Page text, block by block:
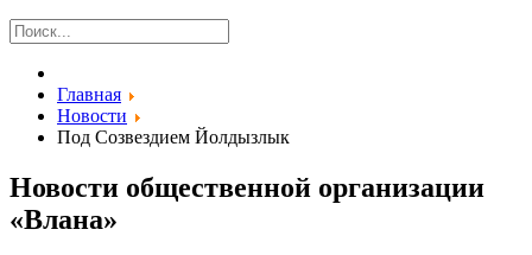
Главная
Новости
Под Созвездием Йолдызлык
Новости общественной организации
«Влана»